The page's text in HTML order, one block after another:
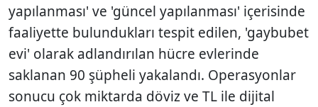
yapılanması' ve 'güncel yapılanması' içerisinde
faaliyette bulundukları tespit edilen, 'gaybubet
evi' olarak adlandırılan hücre evlerinde
saklanan 90 şüpheli yakalandı. Operasyonlar
sonucu çok miktarda döviz ve TL ile dijital